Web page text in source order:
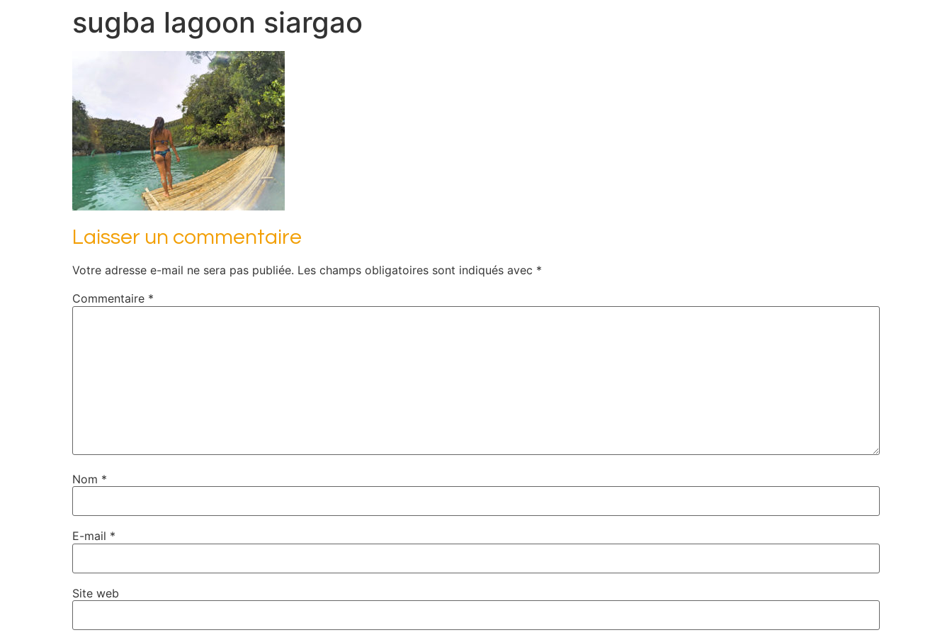
sugba lagoon siargao
Laisser un commentaire
Votre adresse e-mail ne sera pas publiée. Les champs obligatoires sont indiqués avec *
Commentaire *
Nom *
E-mail *
Site web